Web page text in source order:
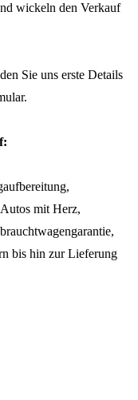
wickeln den Verkauf
Sie uns erste Details
mit Herz,
bis hin zur Lieferung